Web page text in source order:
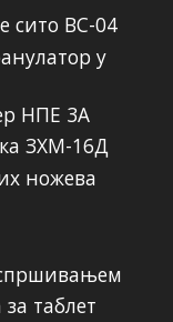
сито ВС-04
у
НПЕ 3А
ЗХМ-16Д
ножева
таблет